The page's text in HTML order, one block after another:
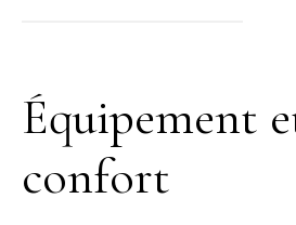
Équipement
confort